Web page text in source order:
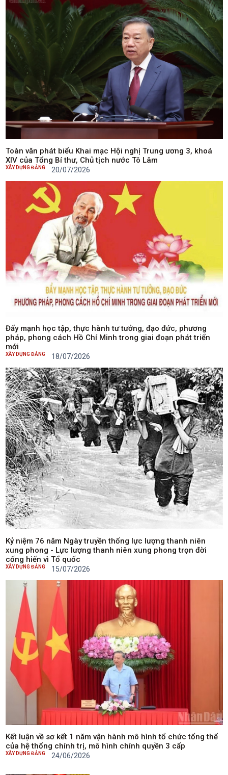
Toàn văn phát biểu Khai mạc Hội nghị Trung ương 3, khoá
XIV của Tổng Bí thư, Chủ tịch nước Tô Lâm
XÂY DỰNG ĐẢNG 20/07/2026
Đẩy mạnh học tập, thực hành tư tưởng, đạo đức, phương
pháp, phong cách Hồ Chí Minh trong giai đoạn phát triển
mới
XÂY DỰNG ĐẢNG 18/07/2026
Kỷ niệm 76 năm Ngày truyền thống lực lượng thanh niên
xung phong - Lực lượng thanh niên xung phong trọn đời
cống hiến vì Tổ quốc
XÂY DỰNG ĐẢNG 15/07/2026
Kết luận về sơ kết 1 năm vận hành mô hình tổ chức tổng thể
của hệ thống chính trị, mô hình chính quyền 3 cấp
XÂY DỰNG ĐẢNG 24/06/2026